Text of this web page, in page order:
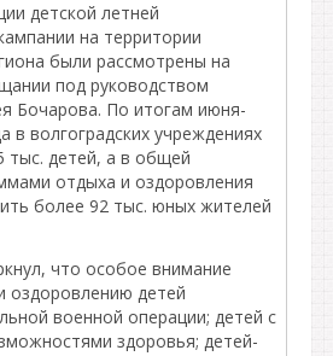
детской летней
на территории
были рассмотрены на
под руководством
Бочарова. По итогам июня-
в волгоградских учреждениях
тыс. детей, а в общей
отдыха и оздоровления
более 92 тыс. юных жителей
что особое внимание
оздоровлению детей
военной операции; детей с
здоровья; детей-